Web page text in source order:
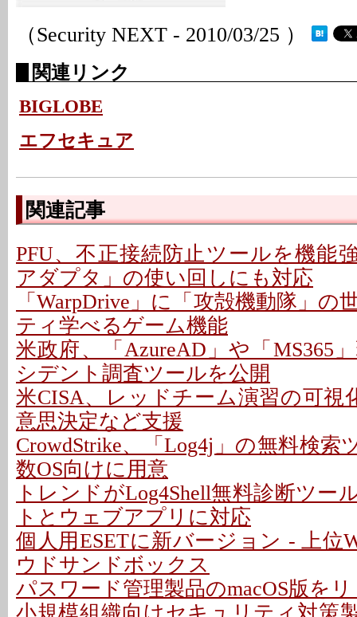
（Security NEXT - 2010/03/25 ）
関連リンク
BIGLOBE
エフセキュア
関連記事
PFU、不正接続防止ツールを機能
アダプタ」の使い回しにも対応
「WarpDrive」に「攻殻機動隊」の
ティ学べるゲーム機能
米政府、「AzureAD」や「MS365
シデント調査ツールを公開
米CISA、レッドチーム演習の可視
意思決定など支援
CrowdStrike、「Log4j」の無料検索
数OS向けに用意
トレンドがLog4Shell無料診断ツー
トとウェブアプリに対応
個人用ESETに新バージョン - 上位
ウドサンドボックス
パスワード管理製品のmacOS版を